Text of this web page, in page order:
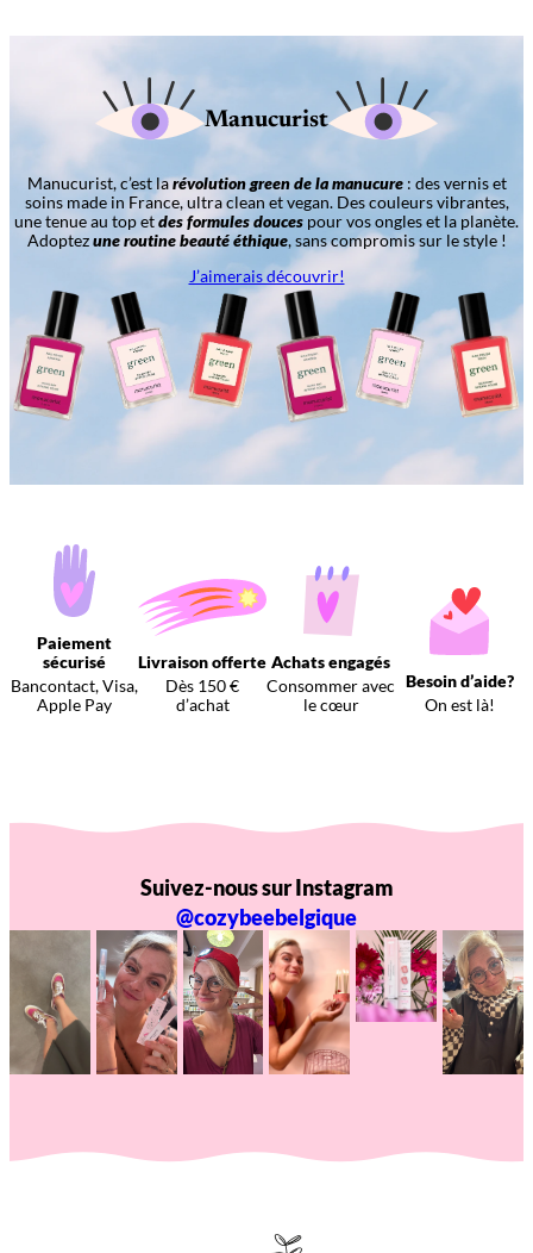
Manucurist
Manucurist, c’est larévolution green de la manucure: des vernis et
soins made in France, ultra clean et vegan. Des couleurs vibrantes,
une tenue au top etdes formules douces pour vos ongles et la planète.
Adoptezune routine beauté éthique, sans compromis sur le style !
J’aimerais découvrir!
Paiement
sécurisé
Bancontact, Visa,
Apple Pay
Livraison offerte
Dès 150 €
d’achat
Achats engagés
Consommer avec
le cœur
Besoin d’aide?
On est là!
Suivez-nous sur Instagram
@cozybeebelgique